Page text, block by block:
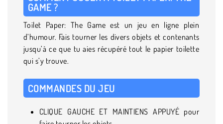
GAME ?
Toilet Paper: The Game est un jeu en ligne plein
d’humour. Fais tourner les divers objets et contenants
jusqu’à ce que tu aies récupéré tout le papier toilette
qui s’y trouve.
COMMANDES DU JEU
CLIQUE GAUCHE ET MAINTIENS APPUYÉ pour